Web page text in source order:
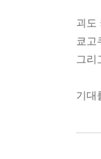
괴도
쿄고
그리
기대